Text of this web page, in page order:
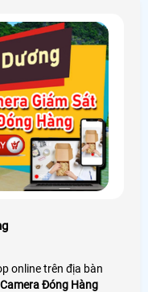
online trên địa bàn
Camera Đóng Hàng